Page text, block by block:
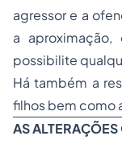
agressor e a
a
possibilite
Há também a
filhos bem como
AS